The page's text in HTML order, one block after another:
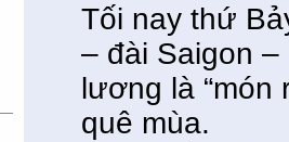
Tối nay thứ
– đài Saigon
lương là “món
quê mùa.